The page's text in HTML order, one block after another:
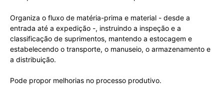
Organiza o fluxo de matéria-prima e material - desde a
entrada até a expedição -, instruindo a inspeção e a
classificação de suprimentos, mantendo a estocagem e
estabelecendo o transporte, o manuseio, o armazenamento e
a distribuição.
Pode propor melhorias no processo produtivo.